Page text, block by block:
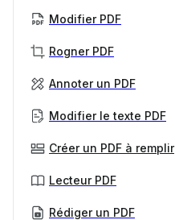
Modifier PDF
Rogner PDF
Annoter un PDF
Modifier le texte PDF
Créer un PDF à remplir
Lecteur PDF
Rédiger un PDF